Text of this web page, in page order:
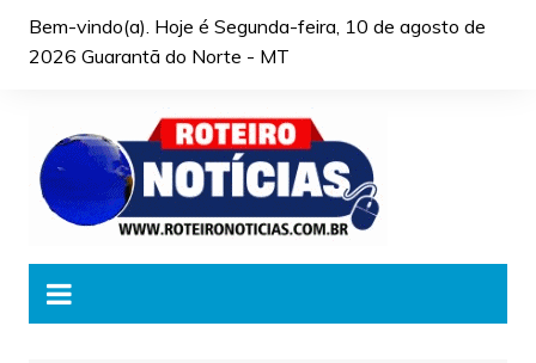
Bem-vindo(a). Hoje é Segunda-feira, 10 de agosto de
2026 Guarantã do Norte - MT